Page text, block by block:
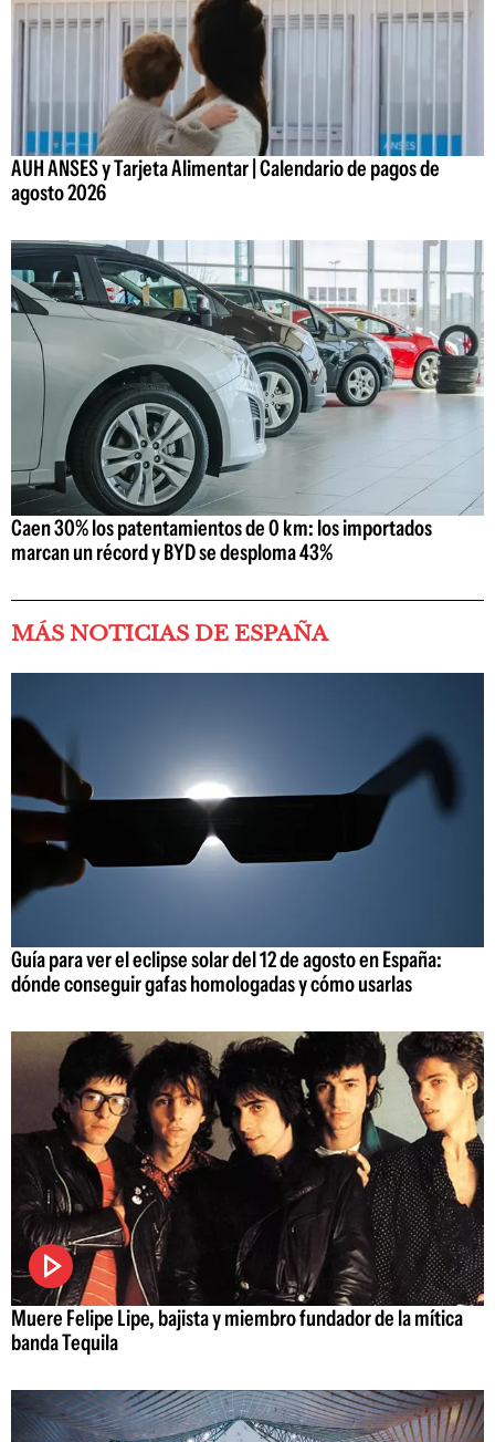
AUH ANSES y Tarjeta Alimentar | Calendario de pagos de
agosto 2026
Caen 30% los patentamientos de 0 km: los importados
marcan un récord y BYD se desploma 43%
MÁS NOTICIAS DE ESPAÑA
Guía para ver el eclipse solar del 12 de agosto en España:
dónde conseguir gafas homologadas y cómo usarlas
Muere Felipe Lipe, bajista y miembro fundador de la mítica
banda Tequila